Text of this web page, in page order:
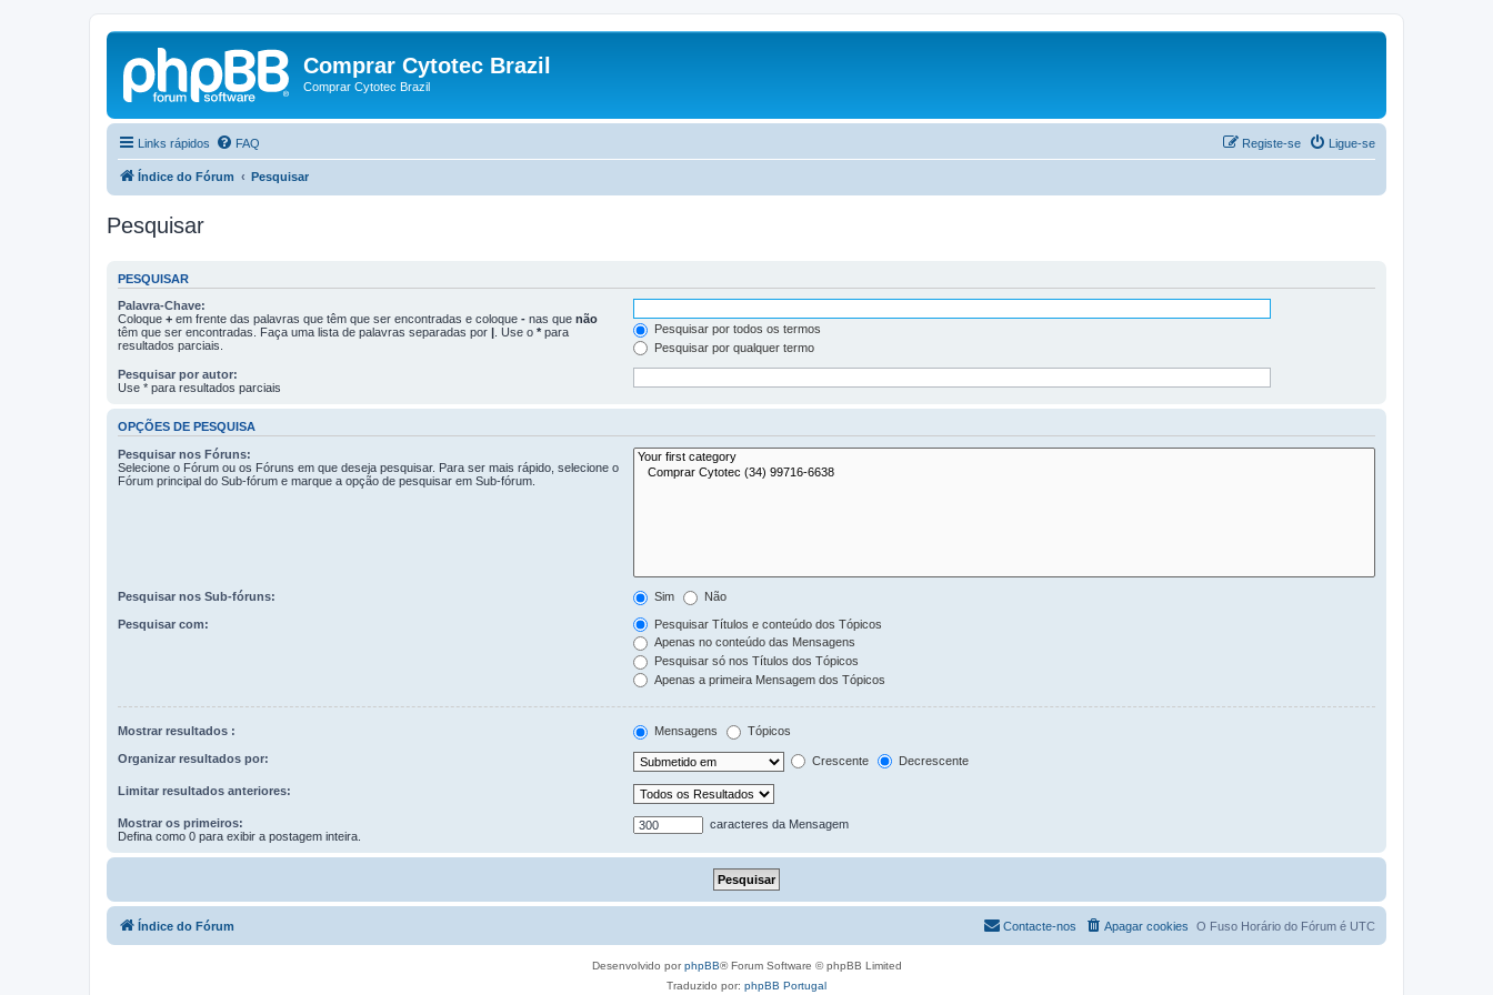
Comprar Cytotec Brazil
Comprar Cytotec Brazil
Links rápidos FAQ Ligue-se
Registe-se
Índice do Fórum Pesquisar
Pesquisar
PESQUISAR
Palavra-Chave:
Coloque + em frente das palavras que têm que ser encontradas e coloque - nas que não
têm que ser encontradas. Faça uma lista de palavras separadas por | . Use o * para
resultados parciais.
Pesquisar por todos os termos
Pesquisar por qualquer termo
Pesquisar por autor:
Use * para resultados parciais
OPÇÕES DE PESQUISA
Pesquisar nos Fóruns:
Selecione o Fórum ou os Fóruns em que deseja pesquisar. Para ser mais rápido, selecione o
Fórum principal do Sub-fórum e marque a opção de pesquisar em Sub-fórum.
Pesquisar nos Sub-fóruns: Sim Não
Pesquisar com:
Pesquisar Títulos e conteúdo dos Tópicos
Apenas no conteúdo das Mensagens
Pesquisar só nos Títulos dos Tópicos
Apenas a primeira Mensagem dos Tópicos
Mostrar resultados : Mensagens Tópicos
Organizar resultados por: Crescente Decrescente
Limitar resultados anteriores:
Mostrar os primeiros:
Defina como 0 para exibir a postagem inteira.
caracteres da Mensagem
Índice do Fórum O Fuso Horário do Fórum é UTC
Apagar cookies
Contacte-nos
Desenvolvido porphpBB® Forum Software © phpBB Limited
Traduzido por: phpBB Portugal